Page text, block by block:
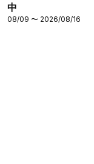
中
08/09 〜 2026/08/16